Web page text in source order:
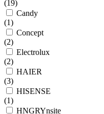
(19)
Candy
(1)
Concept
(2)
Electrolux
(2)
HAIER
(3)
HISENSE
(1)
HNGRYnsite